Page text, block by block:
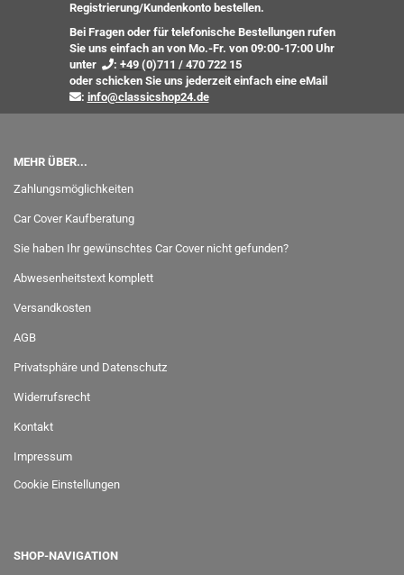
Registrierung/Kundenkonto bestellen.
Bei Fragen oder für telefonische Bestellungen rufen
Sie uns einfach an von Mo.-Fr. von 09:00-17:00 Uhr
unter
: +49 (0)711 / 470 722 15
oderschicken Sie uns jederzeit einfach eine eMail
: info@classicshop24.de
MEHR ÜBER...
Zahlungsmöglichkeiten
Car Cover Kaufberatung
Sie haben Ihr gewünschtes Car Cover nicht gefunden?
Abwesenheitstext komplett
Versandkosten
AGB
Privatsphäre und Datenschutz
Widerrufsrecht
Kontakt
Impressum
Cookie Einstellungen
SHOP-NAVIGATION